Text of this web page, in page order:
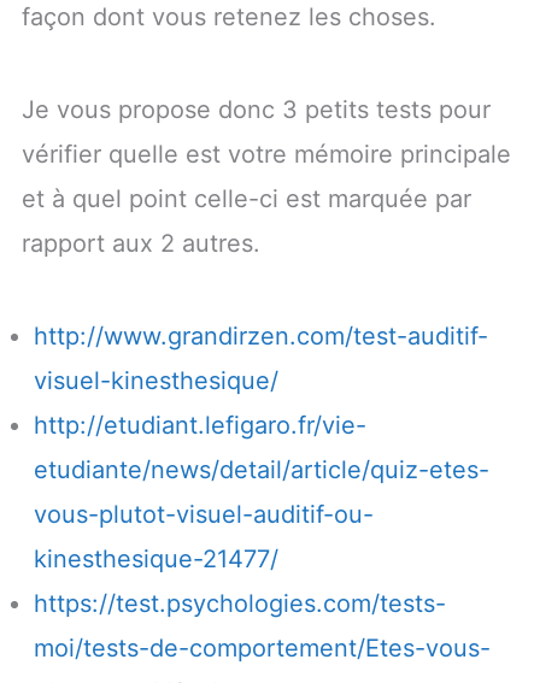
façon dont vous retenez les choses.
Je vous propose donc 3 petits tests pour
vérifier quelle est votre mémoire principale
et à quel point celle-ci est marquée par
rapport aux 2 autres.
http://www.grandirzen.com/test-auditif-
visuel-kinesthesique/
http://etudiant.lefigaro.fr/vie-
etudiante/news/detail/article/quiz-etes-
vous-plutot-visuel-auditif-ou-
kinesthesique-21477/
https://test.psychologies.com/tests-
moi/tests-de-comportement/Etes-vous-